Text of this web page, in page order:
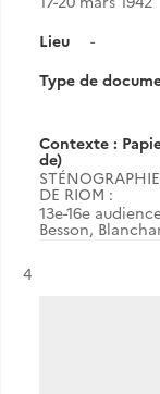
Lieu
-
Type de
Contexte :
de)
DE RIOM :
13e-16e
Besson,
Résultat n°
4